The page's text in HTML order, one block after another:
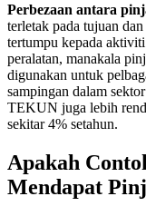
Perbezaan antara
terletak pada tujuan
tertumpu kepada
peralatan, manakala
digunakan untuk
sampingan dalam
TEKUN juga lebih
sekitar 4% setahun.
Apakah
Mendapat